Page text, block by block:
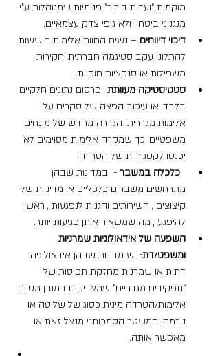
מוקמות “ועדות בירור” פנימיות שמנוהלות ע"י
מנגנוני ביטחון ולא גופי צדק עצמאיים.
דיכוי דיווחים – נשים החוות אלימות חוששות
להתלונן עקב סטיגמה חברתית, חקירות
משפילות או סנקציות חוקיות.
סטטיסטיקה מעוותת- פרסום נתונים חלקיים
בלבד, או עיכוב הפצה של סקרים על
אלימות מגדרית. הגדרה מחדש של מונחים
משפטיים, כך שמקרה אלימות מסוימים לא
יכנסו לקטגוריות של הטרדה.
כלכלה במשבר -  במדינות שבהן
מתרחשים משברים כלכליים או מדיניות של
קיצוצים , השירותים והגנות לנפגעות , ראשון
להיפגע , מה שמשאיר אותן פגיעות יותר.
השפעה של אידאולוגיות שמרניות
ומשפט/דת- יש מדינות שבהן אידאולוגיה
דתית או שמרנית מחזקת תפיסות של
“תפקידים מגדריים” שמצדיקים במובן מסוים
אלימות/הטרדה מינית כסוג של שליטה או
נורמה. המשטר הסמכותני מנצל זאת או
מאפשר אותה.